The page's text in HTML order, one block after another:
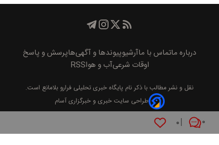
۰ ۰
درباره ماتماس با ماآرشیوپیوند‌ها و آگهی‌هاپرسش و پاسخ
اوقات شرعیآب و هواRSS
نقل و نشر مطالب با ذکر نام پايگاه خبری تحليلی فرارو بلامانع است.
طراحی سایت خبری و خبرگزاری آسام